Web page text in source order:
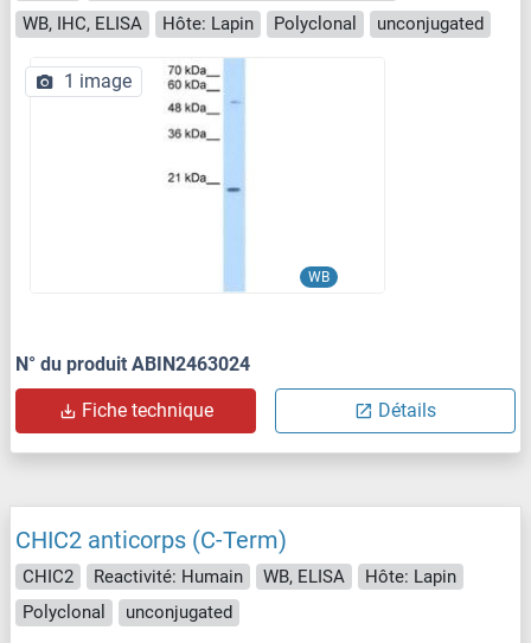
WB, IHC, ELISA
Hôte: Lapin Polyclonal unconjugated
WB
1 image
N° du produit ABIN2463024
Fiche technique Détails
CHIC2 anticorps (C-Term)
CHIC2 Reactivité: Humain WB, ELISA
Hôte: Lapin
Polyclonal
unconjugated